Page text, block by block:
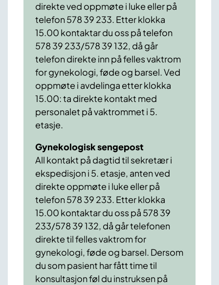
direkte ved oppmøte i luke eller på
telefon 578 39 233. Etter klokka
15.00 kontaktar du oss på telefon
578 39 233/578 39 132, då går
telefon direkte inn på felles vaktrom
for gynekologi, føde og barsel. Ved
oppmøte i avdelinga etter klokka
15.00: ta direkte kontakt med
personalet på vaktrommet i 5.
etasje.
Gynekologisk sengepost
All kontakt på dagtid til sekretær i
ekspedisjon i 5. etasje, anten ved
direkte oppmøte i luke eller på
telefon 578 39 233. Etter klokka
15.00 kontaktar du oss på 578 39
233/578 39 132, då går telefonen
direkte til felles vaktrom for
gynekologi, føde og barsel. Dersom
du som pasient har fått time til
konsultasjon føl du instruksen på